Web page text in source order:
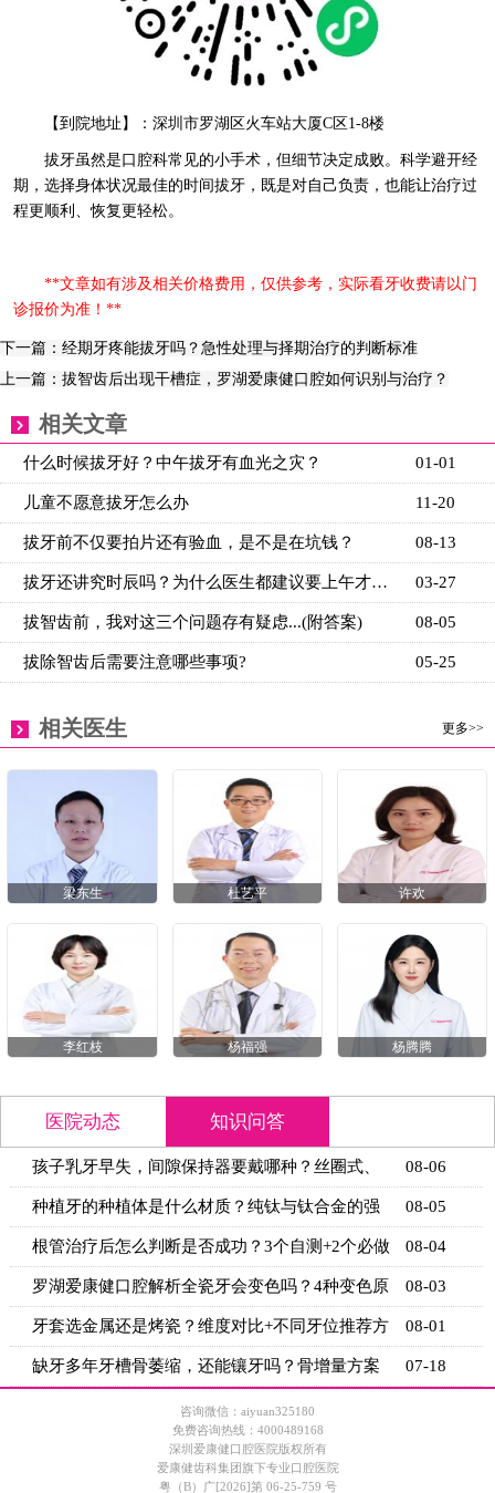
【到院地址】：深圳市罗湖区火车站大厦C区1-8楼
拔牙虽然是口腔科常见的小手术，但细节决定成败。科学避开经
期，选择身体状况最佳的时间拔牙，既是对自己负责，也能让治疗过
程更顺利、恢复更轻松。
**文章如有涉及相关价格费用，仅供参考，实际看牙收费请以门
诊报价为准！**
下一篇：经期牙疼能拔牙吗？急性处理与择期治疗的判断标准
上一篇：拔智齿后出现干槽症，罗湖爱康健口腔如何识别与治疗？
相关文章
01-01
什么时候拔牙好？中午拔牙有血光之灾？
11-20
儿童不愿意拔牙怎么办
08-13
拔牙前不仅要拍片还有验血，是不是在坑钱？
03-27
拔牙还讲究时辰吗？为什么医生都建议要上午才能拔牙？
08-05
拔智齿前，我对这三个问题存有疑虑...(附答案)
05-25
拔除智齿后需要注意哪些事项?
更多>>
相关医生
梁东生 杜艺平 许欢
李红枝 杨福强 杨腾腾
医院动态 知识问答
孩子乳牙早失，间隙保持器要戴哪种？丝圈式、
舌弓式、
08-06
种植牙的种植体是什么材质？纯钛与钛合金的强
度与生物
08-05
根管治疗后怎么判断是否成功？3个自测+2个必做
检查
08-04
罗湖爱康健口腔解析全瓷牙会变色吗？4种变色原
因+5个
08-03
牙套选金属还是烤瓷？维度对比+不同牙位推荐方
案
08-01
缺牙多年牙槽骨萎缩，还能镶牙吗？骨增量方案 07-18
咨询微信：aiyuan325180
免费咨询热线：4000489168
深圳爱康健口腔医院版权所有
爱康健齿科集团旗下专业口腔医院
粤（B）广[2026]第 06-25-759 号